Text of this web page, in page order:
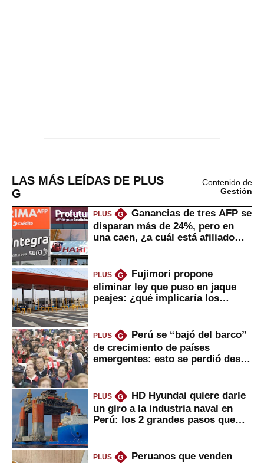
LAS MÁS LEÍDAS DE PLUS
G
Contenido de
Gestión
PLUS G
Ganancias de tres AFP se
disparan más de 24%, pero en
una caen, ¿a cuál está afiliado
PLUS G
Fujimori propone
eliminar ley que puso en jaque
peajes: ¿qué implicaría los
PLUS G
Perú se “bajó del barco”
de crecimiento de países
emergentes: esto se perdió desde
PLUS G
HD Hyundai quiere darle
un giro a la industria naval en
Perú: los 2 grandes pasos que
PLUS G
Peruanos que venden